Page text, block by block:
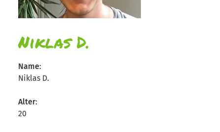
Niklas D.
Name:
Niklas D.
Alter:
20